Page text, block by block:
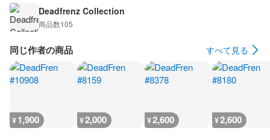
Deadfrenz Collection
商品数105
同じ作者の商品 すべて見る
¥1,900 ¥2,000 ¥2,600 ¥2,600